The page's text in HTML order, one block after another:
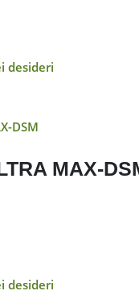
desideri
MAX-
desideri